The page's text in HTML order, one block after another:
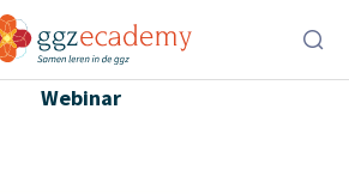
voor instellingen
Webinar